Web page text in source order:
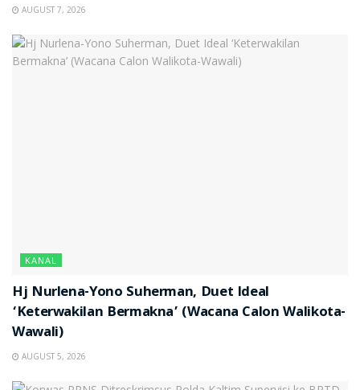
AUGUST 7, 2026
KANAL
Hj Nurlena-Yono Suherman, Duet Ideal
‘Keterwakilan Bermakna’ (Wacana Calon Walikota-
Wawali)
AUGUST 5, 2026